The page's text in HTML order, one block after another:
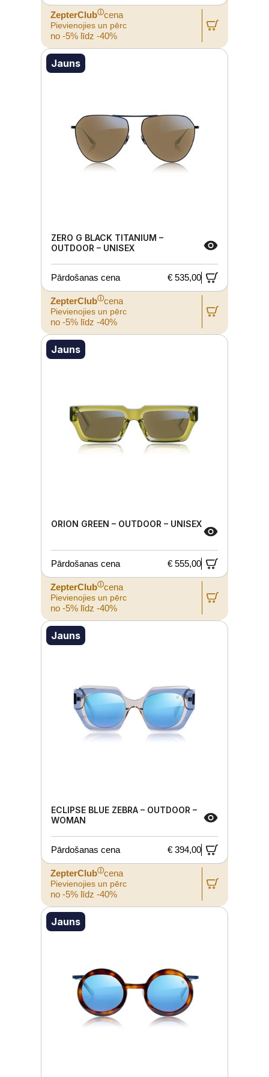
ZepterClubⓘcena
Pievienojies un pērc
no -5% līdz -40%
Jauns
ZERO G BLACK TITANIUM –
OUTDOOR – UNISEX
Pārdošanas cena € 535,00
ZepterClubⓘcena
Pievienojies un pērc
no -5% līdz -40%
Jauns
ORION GREEN – OUTDOOR – UNISEX
Pārdošanas cena € 555,00
ZepterClubⓘcena
Pievienojies un pērc
no -5% līdz -40%
Jauns
ECLIPSE BLUE ZEBRA – OUTDOOR –
WOMAN
Pārdošanas cena € 394,00
ZepterClubⓘcena
Pievienojies un pērc
no -5% līdz -40%
Jauns